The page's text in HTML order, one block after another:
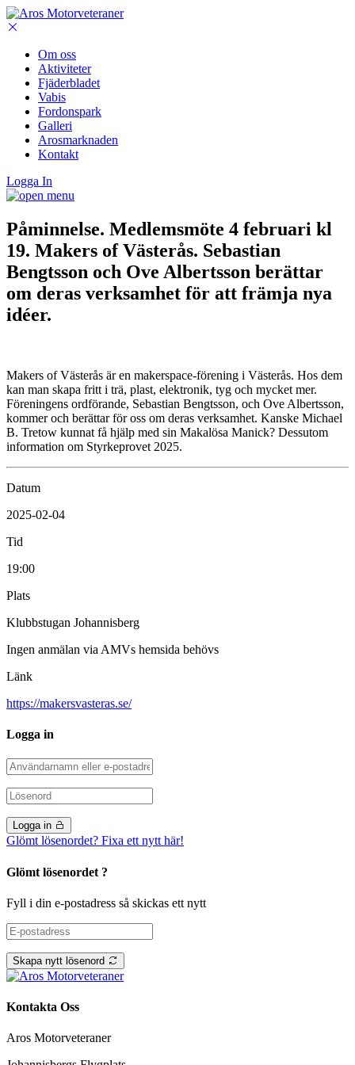
Om oss
Aktiviteter
Fjäderbladet
Vabis
Fordonspark
Galleri
Arosmarknaden
Kontakt
Logga In
Påminnelse. Medlemsmöte 4 februari kl
19. Makers of Västerås. Sebastian
Bengtsson och Ove Albertsson berättar
om deras verksamhet för att främja nya
idéer.
Makers of Västerås är en makerspace-förening i Västerås. Hos dem
kan man skapa fritt i trä, plast, elektronik, tyg och mycket mer.
Föreningens ordförande, Sebastian Bengtsson, och Ove Albertsson,
kommer och berättar för oss om deras verksamhet. Kanske Michael
B. Tretow kunnat få hjälp med sin Makalösa Manick? Dessutom
information om Styrkeprovet 2025.
Datum
2025-02-04
Tid
19:00
Plats
Klubbstugan Johannisberg
Ingen anmälan via AMVs hemsida behövs
Länk
https://makersvasteras.se/
Logga in
Logga in
Glömt lösenordet? Fixa ett nytt här!
Glömt lösenordet ?
Fyll i din e-postadress så skickas ett nytt
Skapa nytt lösenord
Kontakta Oss
Aros Motorveteraner